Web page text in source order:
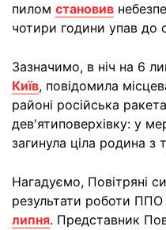
пилом становив
чотири години упав до
Зазначимо, в ніч на 6
Київ, повідомила
районі російська
дев'ятиповерхівку: у
загинула ціла родина з
Нагадуємо, Повітряні
результати роботи ППО
липня. Представник